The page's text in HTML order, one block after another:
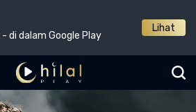
- di dalam Google Play
Lihat